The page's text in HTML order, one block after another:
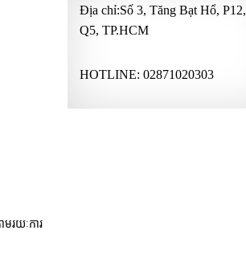
រយៈការ
Địa chỉ:Số 3, Tăng Bạt Hổ, P12,
Q5, TP.HCM
HOTLINE: 02871020303